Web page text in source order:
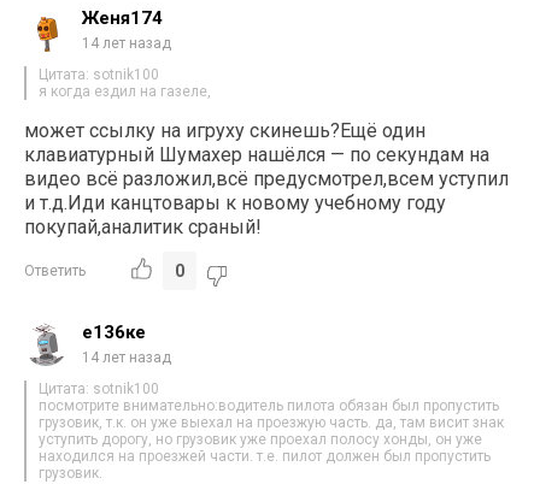
Женя174
14 лет назад
Цитата: sotnik100
я когда ездил на газеле,
может ссылку на игруху скинешь?Ещё один
клавиатурный Шумахер нашёлся — по секундам на
видео всё разложил,всё предусмотрел,всем уступил
и т.д.Иди канцтовары к новому учебному году
покупай,аналитик сраный!
Ответить 0
е136ке
14 лет назад
Цитата: sotnik100
посмотрите внимательно:водитель пилота обязан был пропустить
грузовик, т.к. он уже выехал на проезжую часть. да, там висит знак
уступить дорогу, но грузовик уже проехал полосу хонды, он уже
находился на проезжей части. т.е. пилот должен был пропустить
грузовик.